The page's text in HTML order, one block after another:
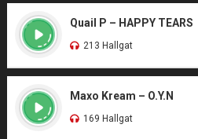
Quail P – HAPPY TEARS
213 Hallgat
Maxo Kream – O.Y.N
169 Hallgat